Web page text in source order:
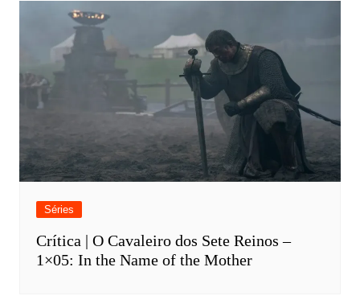
Séries
Crítica | O Cavaleiro dos Sete Reinos –
1×05: In the Name of the Mother